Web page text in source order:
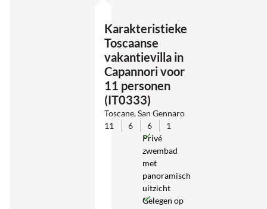
Karakteristieke
Toscaanse
vakantievilla in
Capannori voor
11 personen
(IT0333)
Toscane, San Gennaro
11
6 6
1
Privé
zwembad
met
panoramisch
uitzicht
Gelegen op